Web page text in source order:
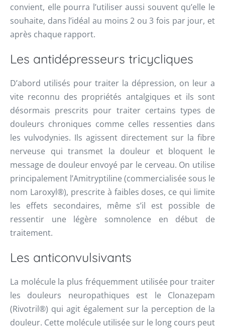
convient, elle pourra l’utiliser aussi souvent qu’elle le
souhaite, dans l’idéal au moins 2 ou 3 fois par jour, et
après chaque rapport.
Les antidépresseurs tricycliques
D’abord utilisés pour traiter la dépression, on leur a
vite reconnu des propriétés antalgiques et ils sont
désormais prescrits pour traiter certains types de
douleurs chroniques comme celles ressenties dans
les vulvodynies. Ils agissent directement sur la fibre
nerveuse qui transmet la douleur et bloquent le
message de douleur envoyé par le cerveau. On utilise
principalement l’Amitryptiline (commercialisée sous le
nom Laroxyl®), prescrite à faibles doses, ce qui limite
les effets secondaires, même s’il est possible de
ressentir une légère somnolence en début de
traitement.
Les anticonvulsivants
La molécule la plus fréquemment utilisée pour traiter
les douleurs neuropathiques est le Clonazepam
(Rivotril®) qui agit également sur la perception de la
douleur. Cette molécule utilisée sur le long cours peut